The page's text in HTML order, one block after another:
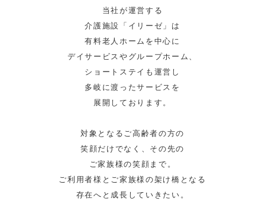
当社が運営する
介護施設「イリーゼ」は
有料老人ホームを中心に
デイサービスやグループホーム、
ショートステイも運営し
多岐に渡ったサービスを
展開しております。
対象となるご高齢者の方の
笑顔だけでなく、その先の
ご家族様の笑顔まで。
ご利用者様とご家族様の架け橋となる
存在へと成長していきたい。